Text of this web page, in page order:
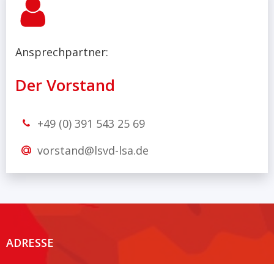
Ansprechpartner:
Der Vorstand
+49 (0) 391 543 25 69
vorstand@lsvd-lsa.de
ADRESSE